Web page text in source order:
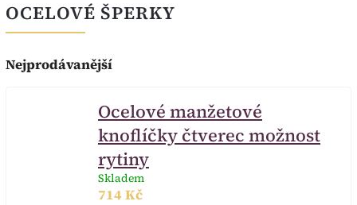
OCELOVÉ ŠPERKY
Nejprodávanější
Ocelové manžetové
knoflíčky čtverec možnost
rytiny
Skladem
714 Kč